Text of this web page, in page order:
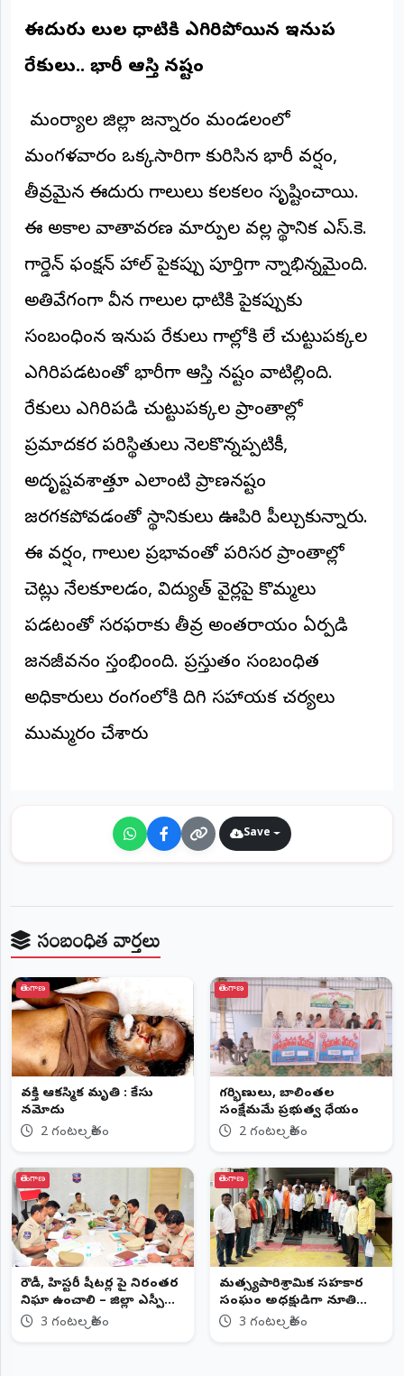
జాతీయం
అంతర్జాతీయం
ఆర్టీఐ
డెస్క్
DESK)
మా
రిపోర్టర్లు
చేరండి
లాగిన్
(Login)
©
2026
NTODAY
NEWS
క్షణం
ప్రజల
పక్షం
ఈదురు గాలుల ధాటికి ఎగిరిపోయిన ఇనుప
రేకులు.. భారీగా ఆస్తి నష్టం
​ మంచిర్యాల జిల్లా జన్నారం మండలంలో
మంగళవారం ఒక్కసారిగా కురిసిన భారీ వర్షం,
తీవ్రమైన ఈదురు గాలులు కలకలం సృష్టించాయి.
ఈ అకాల వాతావరణ మార్పుల వల్ల స్థానిక ఎస్.కె.
గార్డెన్ ఫంక్షన్ హాల్ పైకప్పు పూర్తిగా చిన్నాభిన్నమైంది.
అతివేగంగా వీచిన గాలుల ధాటికి పైకప్పుకు
సంబంధించిన ఇనుప రేకులు గాల్లోకి లేచి చుట్టుపక్కల
ఎగిరిపడటంతో భారీగా ఆస్తి నష్టం వాటిల్లింది.
రేకులు ఎగిరిపడి చుట్టుపక్కల ప్రాంతాల్లో
ప్రమాదకర పరిస్థితులు నెలకొన్నప్పటికీ,
అదృష్టవశాత్తూ ఎలాంటి ప్రాణనష్టం
జరగకపోవడంతో స్థానికులు ఊపిరి పీల్చుకున్నారు.
ఈ వర్షం, గాలుల ప్రభావంతో పరిసర ప్రాంతాల్లో
చెట్లు నేలకూలడం, విద్యుత్ వైర్లపై కొమ్మలు
పడటంతో సరఫరాకు తీవ్ర అంతరాయం ఏర్పడి
జనజీవనం స్తంభించింది. ప్రస్తుతం సంబంధిత
అధికారులు రంగంలోకి దిగి సహాయక చర్యలు
ముమ్మరం చేశారు
Save
సంబంధిత వార్తలు
తెలంగాణ
వ్యక్తి ఆకస్మిక మృతి : కేసు
నమోదు
2 గంటల క్రితం
తెలంగాణ
గర్భిణులు, బాలింతల
సంక్షేమమే ప్రభుత్వ ధ్యేయం
2 గంటల క్రితం
తెలంగాణ
రౌడీ, హిస్టరీ షీటర్ల పై నిరంతర
నిఘా ఉంచాలి – జిల్లా ఎస్పీ
అశోక్ కుమార్, ఐపీఎస్....
3 గంటల క్రితం
తెలంగాణ
మత్స్యపారిశ్రామిక సహకార
సంఘం అధ్యక్షుడిగా నూతి
వెంకటేశం
3 గంటల క్రితం